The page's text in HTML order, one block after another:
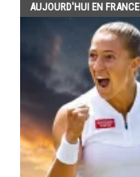
AUJOURD'HUI EN FRANCE